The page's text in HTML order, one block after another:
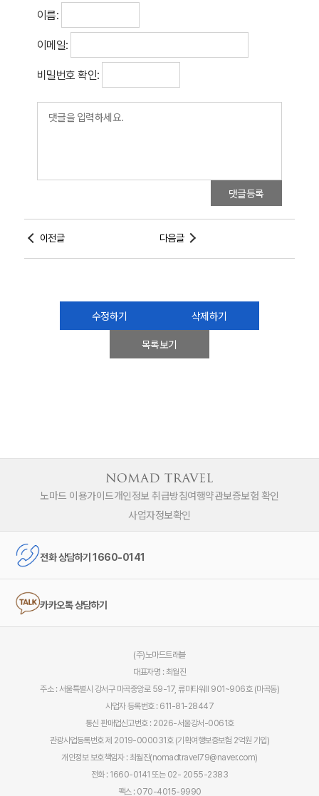
이름:
이메일:
비밀번호 확인:
댓글등록
이전글 다음글
수정하기
삭제하기
목록보기
노마드 이용가이드개인정보 취급방침여행약관보증보험 확인
사업자정보확인
전화 상담하기 1660-0141
카카오톡 상담하기
(주)노마드트래블
대표자명 : 최월진
주소 : 서울특별시 강서구 마곡중앙로 59-17, 류마타워Ⅱ 901~906호 (마곡동)
사업자 등록번호 : 611-81-28447
통신 판매업신고번호 : 2026-서울강서-0061호
관광사업등록번호 제 2019-000031호 (기획여행보증보험 2억원 가입)
개인정보 보호책임자 : 최월진(nomadtravel79@naver.com)
전화 : 1660-0141 또는 02- 2055-2383
팩스 : 070-4015-9990